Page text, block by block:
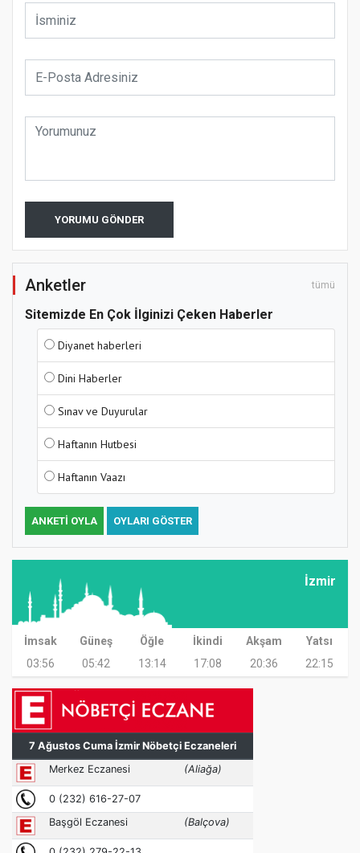
YORUMU GÖNDER
Anketler tümü
Sitemizde En Çok İlginizi Çeken Haberler
Diyanet haberleri
Dini Haberler
Sınav ve Duyurular
Haftanın Hutbesi
Haftanın Vaazı
ANKETI OYLA OYLARI GÖSTER
İzmir
İmsak Güneş Öğle İkindi Akşam
Yatsı
03:56
05:42 13:14 17:08 20:36 22:15